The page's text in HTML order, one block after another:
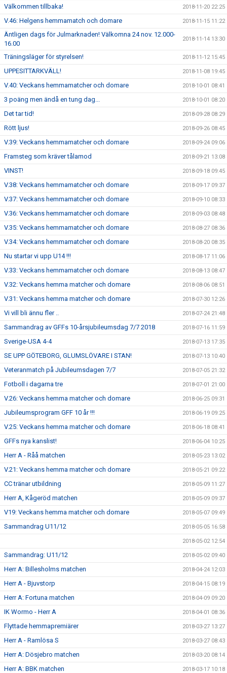
Välkommen tillbaka! 2018-11-20 22:25
V.46: Helgens hemmamatch och domare 2018-11-15 11:22
Äntligen dags för Julmarknaden! Välkomna 24 nov. 12.000-
16.00
2018-11-14 13:30
Träningsläger för styrelsen! 2018-11-12 15:45
UPPESITTARKVÄLL! 2018-11-08 19:45
V.40: Veckans hemmamatcher och domare 2018-10-01 08:41
3 poäng men ändå en tung dag... 2018-10-01 08:20
Det tar tid! 2018-09-28 08:29
Rött ljus! 2018-09-26 08:45
V.39: Veckans hemmamatcher och domare 2018-09-24 09:06
Framsteg som kräver tålamod 2018-09-21 13:08
VINST! 2018-09-18 09:45
V.38: Veckans hemmamatcher och domare 2018-09-17 09:37
V.37: Veckans hemmamatcher och domare 2018-09-10 08:33
V.36: Veckans hemmamatcher och domare 2018-09-03 08:48
V.35: Veckans hemmamatcher och domare 2018-08-27 08:36
V.34: Veckans hemmamatcher och domare 2018-08-20 08:35
Nu startar vi upp U14 !!! 2018-08-17 11:06
V.33: Veckans hemmamatcher och domare 2018-08-13 08:47
V.32: Veckans hemma matcher och domare 2018-08-06 08:51
V.31: Veckans hemma matcher och domare 2018-07-30 12:26
Vi vill bli ännu fler .. 2018-07-24 21:48
Sammandrag av GFFs 10-årsjubileumsdag 7/7 2018 2018-07-16 11:59
Sverige-USA 4-4 2018-07-13 17:35
SE UPP GÖTEBORG, GLUMSLÖVARE I STAN! 2018-07-13 10:40
Veteranmatch på Jubileumsdagen 7/7 2018-07-05 21:32
Fotboll i dagarna tre 2018-07-01 21:00
V.26: Veckans hemma matcher och domare 2018-06-25 09:31
Jubileumsprogram GFF 10 år !!! 2018-06-19 09:25
V.25: Veckans hemma matcher och domare 2018-06-18 08:41
GFFs nya kanslist! 2018-06-04 10:25
Herr A - Råå matchen 2018-05-23 13:02
V.21: Veckans hemma matcher och domare 2018-05-21 09:22
CC tränar utbildning 2018-05-09 11:27
Herr A, Kågeröd matchen 2018-05-09 09:37
V19: Veckans hemma matcher och domare 2018-05-07 09:49
Sammandrag U11/12 2018-05-05 16:58
2018-05-02 12:54
Sammandrag: U11/12 2018-05-02 09:40
Herr A: Billesholms matchen 2018-04-24 12:03
Herr A - Bjuvstorp 2018-04-15 08:19
Herr A: Fortuna matchen 2018-04-09 09:20
IK Wormo - Herr A 2018-04-01 08:36
Flyttade hemmapremiärer 2018-03-27 13:27
Herr A - Ramlösa S 2018-03-27 08:43
Herr A: Dösjebro matchen 2018-03-20 08:14
Herr A: BBK matchen 2018-03-17 10:18